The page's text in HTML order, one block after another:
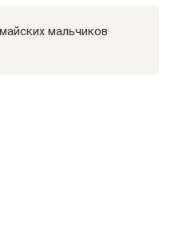
мальчиков